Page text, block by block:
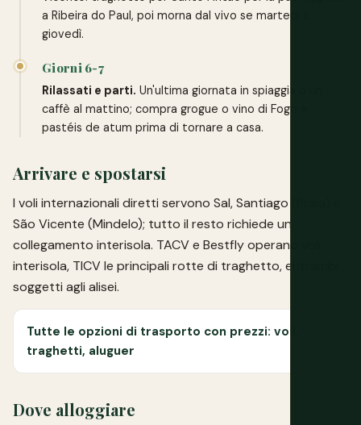
a Ribeira do Paul, poi morna dal vivo se martedì o
giovedì.
Giorni 6-7
Rilassati e parti. Un'ultima giornata in spiaggia o un
caffè al mattino; compra grogue o vino di Fogo e
pastéis de atum prima di tornare a casa.
Arrivare e spostarsi
I voli internazionali diretti servono Sal, Santiago (Praia) e
São Vicente (Mindelo); tutto il resto richiede un
collegamento interisola. TACV e Bestfly operano voli
interisola, TICV le principali rotte di traghetto, entrambi
soggetti agli alisei.
Tutte le opzioni di trasporto con prezzi: voli,
traghetti, aluguer
Dove alloggiare